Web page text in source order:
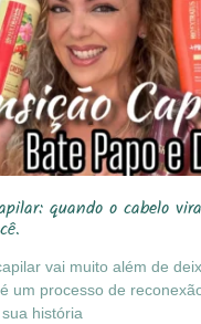
quando o cabelo
vai muito além de
um processo de
história